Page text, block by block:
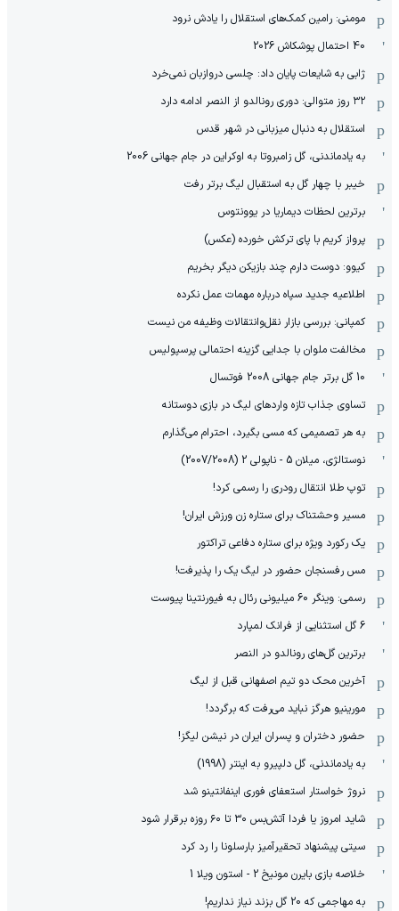
مومنی: رامین کمک‌های استقلال را یادش نرود
40 احتمال پوشکاش 2026
ژابی به شایعات پایان داد: چلسی دروازبان نمی‌خرد
۳۲ روز متوالی: دوری رونالدو از النصر ادامه دارد
استقلال به دنبال میزبانی در شهر قدس
به یادماندنی، گل زامبروتا به اوکراین در جام جهانی 2006
خیبر با چهار گل به استقبال لیگ برتر رفت
برترین لحظات دیماریا در یوونتوس
پرواز کریم با پای ترکش خورده (عکس)
کیوو: دوست دارم چند بازیکن دیگر بخریم
اطلاعیه جدید سپاه درباره مهمات عمل نکرده
کمپانی: بررسی بازار نقل‌وانتقالات وظیفه من نیست
مخالفت ملوان با جدایی گزینه احتمالی پرسپولیس
10 گل برتر جام جهانی 2008 فوتسال
تساوی جذاب تازه واردهای لیگ در بازی دوستانه
به هر تصمیمی که مسی بگیرد، احترام می‌گذارم
نوستالژی، میلان 5 - ناپولی 2 (2007/2008)
توپ طلا انتقال رودری را رسمی کرد!
مسیر وحشتناک برای ستاره زن ورزش ایران!
یک رکورد ویژه برای ستاره دفاعی تراکتور
مس رفسنجان حضور در لیگ یک را پذیرفت!
رسمی: وینگر 60 میلیونی رئال به فیورنتینا پیوست
6 گل استثنایی از فرانک لمپارد
برترین گل‌های رونالدو در النصر
آخرین محک دو تیم اصفهانی قبل از لیگ
مورینیو هرگز نباید می‌رفت که برگردد!
حضور دختران و پسران ایران در نیشن لیگز!
به یادماندنی، گل دلپیرو به اینتر (1998)
نروژ خواستار استعفای فوری اینفانتینو شد
شاید امروز یا فردا آتش‌بس ۳۰ تا ۶۰ روزه برقرار شود
سیتی پیشنهاد تحقیرآمیز بارسلونا را رد کرد
خلاصه بازی بایرن مونیخ 2 - استون ویلا 1
به مهاجمی که 20 گل بزند نیاز نداریم!